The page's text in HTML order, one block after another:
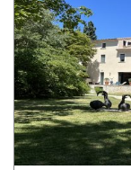
Séminaire